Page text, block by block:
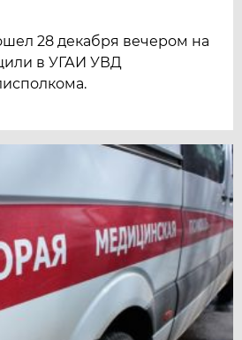
28 декабря вечером на
в УГАИ УВД